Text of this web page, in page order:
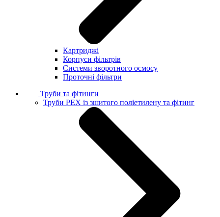
Картриджі
Корпуси фільтрів
Системи зворотного осмосу
Проточні фільтри
Труби та фітинги
Труби PEX із зшитого поліетилену та фітинг